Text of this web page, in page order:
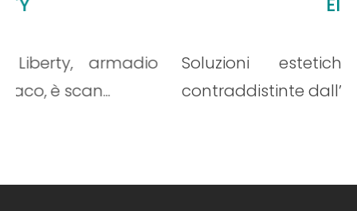
Soluzioni estetiche e
contraddistinte dall’ampia